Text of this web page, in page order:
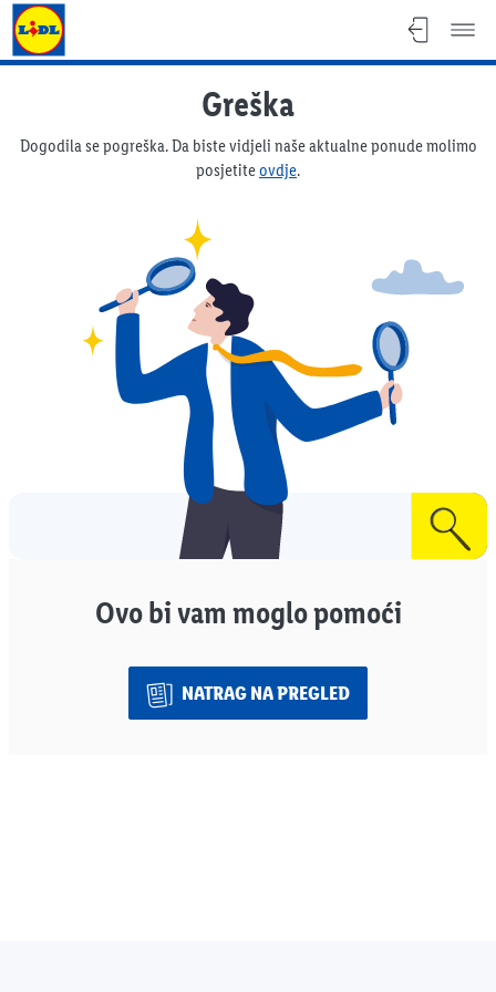
Lidl katalog
Greška
Dogodila se pogreška. Da biste vidjeli naše aktualne ponude molimo
posjetiteovdje.
Ovo bi vam moglo pomoći
NATRAG NA PREGLED